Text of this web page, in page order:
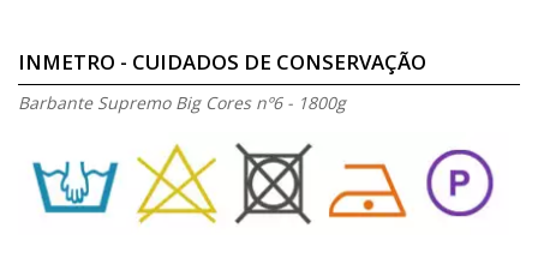
INMETRO - CUIDADOS DE CONSERVAÇÃO
Barbante Supremo Big Cores nº6 - 1800g